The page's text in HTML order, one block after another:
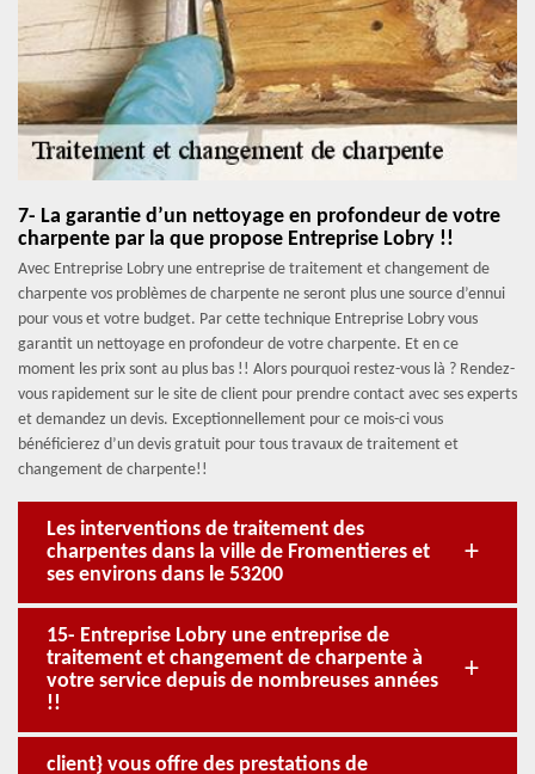
7- La garantie d’un nettoyage en profondeur de votre
charpente par la que propose Entreprise Lobry !!
Avec Entreprise Lobry une entreprise de traitement et changement de
charpente vos problèmes de charpente ne seront plus une source d’ennui
pour vous et votre budget. Par cette technique Entreprise Lobry vous
garantit un nettoyage en profondeur de votre charpente. Et en ce
moment les prix sont au plus bas !! Alors pourquoi restez-vous là ? Rendez-
vous rapidement sur le site de client pour prendre contact avec ses experts
et demandez un devis. Exceptionnellement pour ce mois-ci vous
bénéficierez d’un devis gratuit pour tous travaux de traitement et
changement de charpente!!
Les interventions de traitement des
charpentes dans la ville de Fromentieres et
ses environs dans le 53200
15- Entreprise Lobry une entreprise de
traitement et changement de charpente à
votre service depuis de nombreuses années
!!
client} vous offre des prestations de